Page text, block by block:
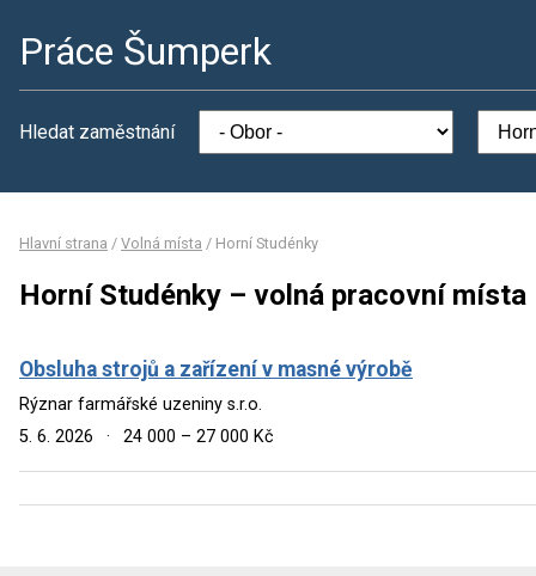
Práce Šumperk
Hledat zaměstnání
Hlavní strana / Volná místa / Horní Studénky
Horní Studénky – volná pracovní místa
Obsluha strojů a zařízení v masné výrobě
Rýznar farmářské uzeniny s.r.o.
5. 6. 2026
· 24 000 – 27 000 Kč